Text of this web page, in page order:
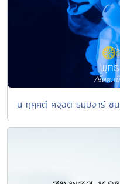
น ทุคฺคตึ คจฺฉติ ธมฺมจารี ชน